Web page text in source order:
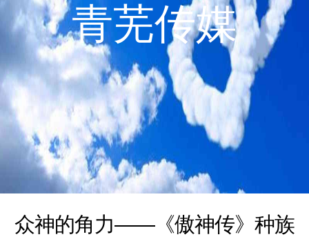
青芜传媒
众神的角力——《傲神传》种族